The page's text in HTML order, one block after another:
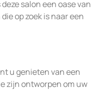
salon een oase van
op zoek is naar een
u genieten van een
zijn ontworpen om uw